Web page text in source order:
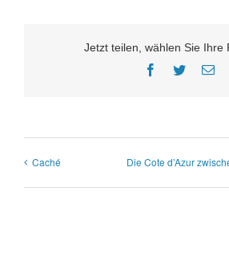
Jetzt teilen, wählen Sie Ihre
Facebook
TwitterE-
Caché Die Cote d’Azur